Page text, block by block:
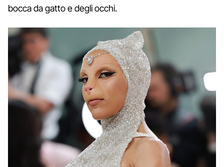
bocca da gatto e degli occhi.